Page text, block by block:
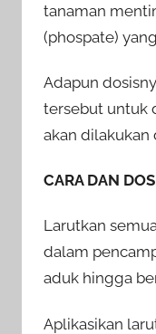
tanaman
(phospate)
Adapun
tersebut untuk
akan dilakukan
CARA DAN
Larutkan
dalam
aduk hingga
Aplikasikan